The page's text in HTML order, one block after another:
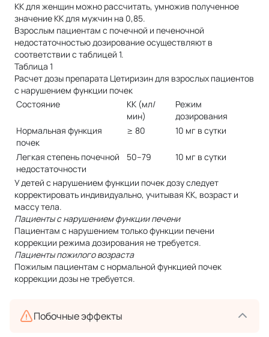
КК для женщин можно рассчитать, умножив полученное
значение КК для мужчин на 0,85.
Взрослым пациентам с почечной и печеночной
недостаточностью дозирование осуществляют в
соответствии с таблицей 1.
Таблица 1
Расчет дозы препарата Цетиризин для взрослых пациентов
с нарушением функции почек
Состояние
КК (мл/
мин)
Режим
дозирования
Нормальная функция
почек
≥ 80 10 мг в сутки
Легкая степень почечной
недостаточности
50–79 10 мг в сутки
У детей с нарушением функции почек дозу следует
корректировать индивидуально, учитывая КК, возраст и
массу тела.
Пациенты с нарушением функции печени
Пациентам с нарушением только функции печени
коррекции режима дозирования не требуется.
Пациенты пожилого возраста
Пожилым пациентам с нормальной функцией почек
коррекции дозы не требуется.
Побочные эффекты